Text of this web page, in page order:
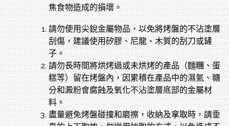
焦食物造成的損壞。
請勿使用尖銳金屬物品，以免將烤盤的不沾塗層
刮傷，建議使用矽膠、尼龍、木質的刮刀或鏟
子。
請勿長時間將烘烤過或未烘烤的產品（麵糰、蛋
糕等）留在烤盤內，因累積在產品中的濕氣、糖
分和澱粉會腐蝕及氧化不沾塗層底部的金屬材
料。
盡量避免烤盤碰撞和磨擦，收納及拿取時，請垂